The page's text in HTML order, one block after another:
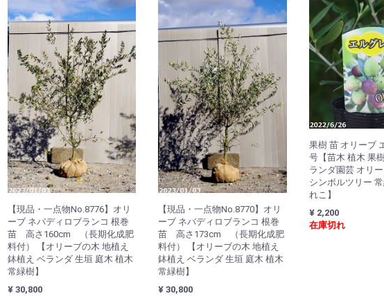
【現品・一点物No.8776】オリ
ーブ ネバディロブランコ 根巻
苗 高さ160cm （長期化成肥
料付） 【オリーブの木 地植え
鉢植え ベランダ 生垣 庭木 植木
常緑樹】
¥ 30,800
【現品・一点物No.8770】オリ
ーブ ネバディロブランコ 根巻
苗 高さ173cm （長期化成肥
料付） 【オリーブの木 地植え
鉢植え ベランダ 生垣 庭木 植木
常緑樹】
¥ 30,800
果樹 苗 オリーブ
号【苗木 植木 果
ランダ園芸 オリ
シンボルツリー
れこ】
¥ 2,200
在庫切れ